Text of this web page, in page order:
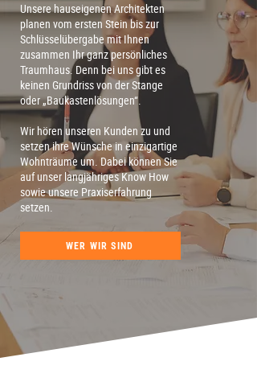
Unsere hauseigenen Architekten
planen vom ersten Stein bis zur
Schlüsselübergabe mit Ihnen
zusammen Ihr ganz persönliches
Traumhaus. Denn bei uns gibt es
keinen Grundriss von der Stange
oder „Baukastenlösungen“.
Wir hören unseren Kunden zu und
setzen ihre Wünsche in einzigartige
Wohnträume um. Dabei können Sie
auf unser langjähriges Know How
sowie unsere Praxiserfahrung
setzen.
WER WIR SIND